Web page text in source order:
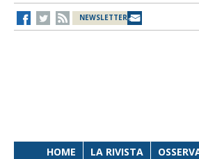
NEWSLETTER
HOME LA RIVISTA